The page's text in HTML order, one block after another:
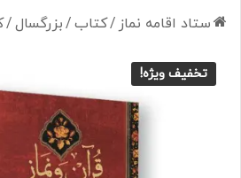
ستاد اقامه نماز /کتاب/بزرگسال/
تخفیف ویژه!